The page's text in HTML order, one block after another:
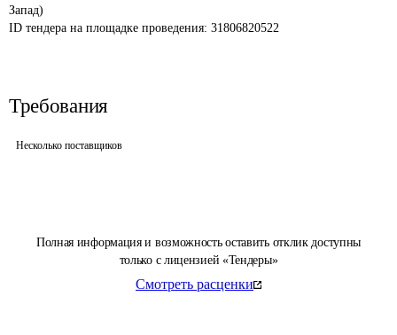
Полная информация и возможность оставить отклик доступны
только с лицензией «Тендеры»
Смотреть расценки
Запад)
ID тендера на площадке проведения: 31806820522
Требования
Несколько поставщиков